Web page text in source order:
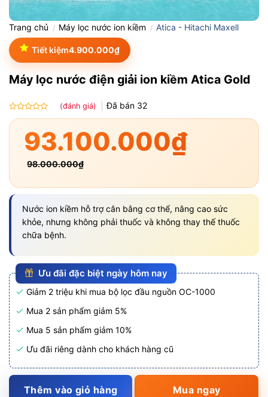
Trang chủ / Máy lọc nước ion kiềm / Atica - Hitachi Maxell
Tiết kiệm4.900.000₫
Máy lọc nước điện giải ion kiềm Atica Gold
Được
xếp
hạng
(đánh giá) Đã bán 32
93.100.000₫
98.000.000₫
Nước ion kiềm hỗ trợ cân bằng cơ thể, nâng cao sức
khỏe, nhưng không phải thuốc và không thay thế thuốc
chữa bệnh.
Ưu đãi đặc biệt ngày hôm nay
Giảm 2 triệu khi mua bộ lọc đầu nguồn OC-1000
Mua 2 sản phẩm giảm 5%
Mua 5 sản phẩm giảm 10%
Ưu đãi riêng dành cho khách hàng cũ
Thêm vào giỏ hàng Mua ngay